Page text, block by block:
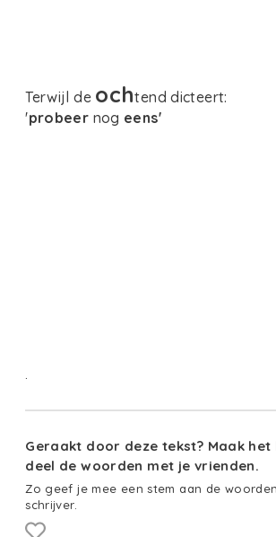
Terwijl de ochtend dicteert:
'probeer nog eens'
.
Geraakt door deze tekst? Maak
deel de woorden met je vrienden.
Zo geef je mee een stem aan de
schrijver.